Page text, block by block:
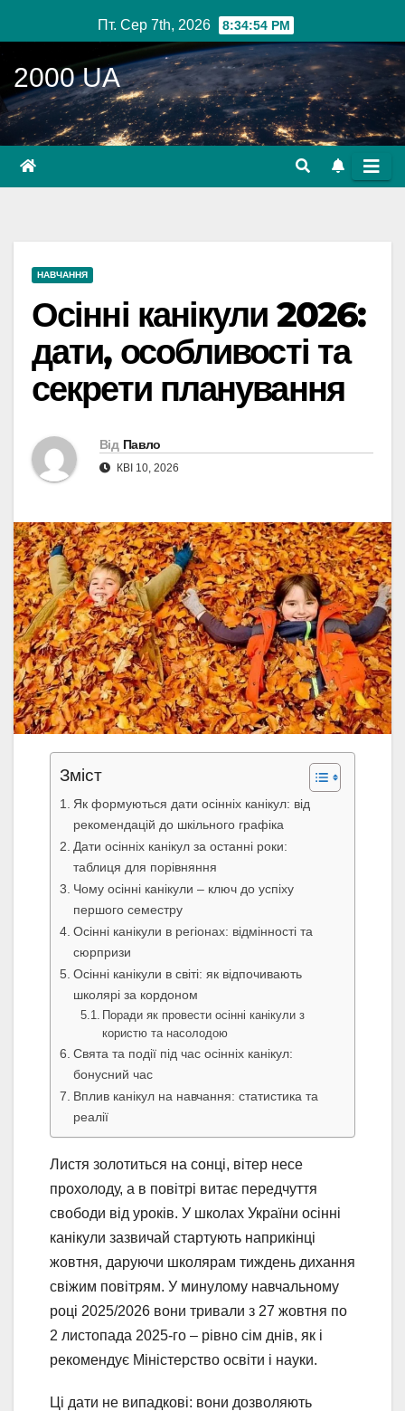
до
вмісту
Пт. Сер 7th, 2026 8:34:55 PM
2000 UA
НАВЧАННЯ
Осінні канікули 2026:
дати, особливості та
секрети планування
Від Павло
КВІ 10, 2026
Зміст
Як формуються дати осінніх канікул: від
рекомендацій до шкільного графіка
Дати осінніх канікул за останні роки:
таблиця для порівняння
Чому осінні канікули – ключ до успіху
першого семестру
Осінні канікули в регіонах: відмінності та
сюрпризи
Осінні канікули в світі: як відпочивають
школярі за кордоном
Поради як провести осінні канікули з
користю та насолодою
Свята та події під час осінніх канікул:
бонусний час
Вплив канікул на навчання: статистика та
реалії
Листя золотиться на сонці, вітер несе
прохолоду, а в повітрі витає передчуття
свободи від уроків. У школах України осінні
канікули зазвичай стартують наприкінці
жовтня, даруючи школярам тиждень дихання
свіжим повітрям. У минулому навчальному
році 2025/2026 вони тривали з 27 жовтня по
2 листопада 2025-го – рівно сім днів, як і
рекомендує Міністерство освіти і науки.
Ці дати не випадкові: вони дозволяють